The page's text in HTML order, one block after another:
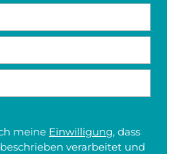
meine Einwilligung, dass
verarbeitet und